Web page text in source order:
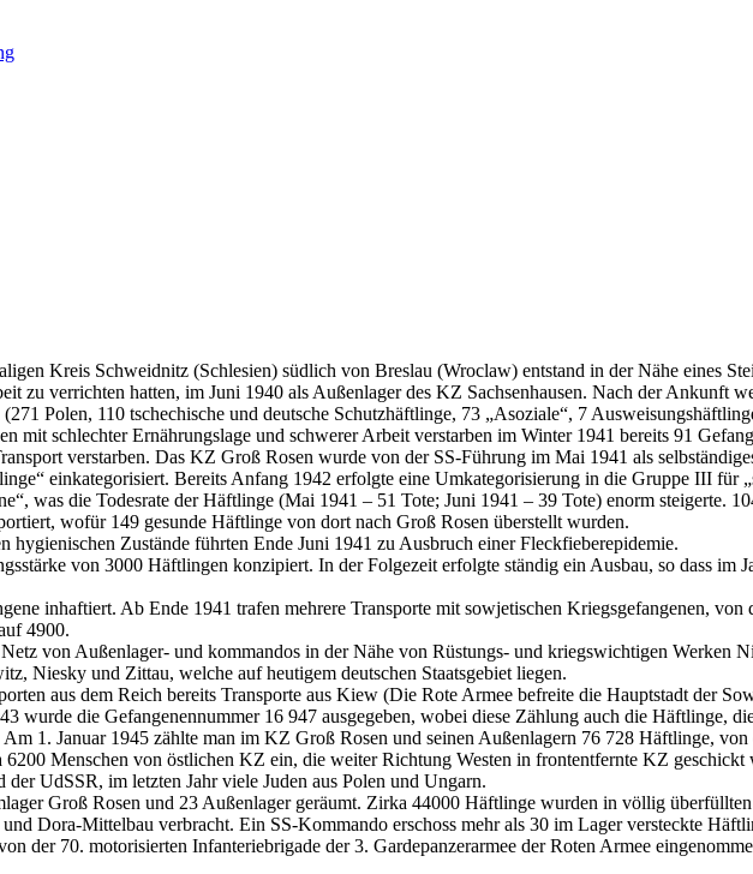
Kreis Schweidnitz (Schlesien) südlich von Breslau (Wroclaw) entstand in der Nähe eines
zu verrichten hatten, im Juni 1940 als Außenlager des KZ Sachsenhausen. Nach der Ankunft
Polen, 110 tschechische und deutsche Schutzhäftlinge, 73 „Asoziale“, 7
mit schlechter Ernährungslage und schwerer Arbeit verstarben im Winter 1941 bereits 91
verstarben. Das KZ Groß Rosen wurde von der SS-Führung im Mai 1941 als
einkategorisiert. Bereits Anfang 1942 erfolgte eine Umkategorisierung in die Gruppe III für
was die Todesrate der Häftlinge (Mai 1941 – 51 Tote; Juni 1941 – 39 Tote) enorm steigerte.
wofür 149 gesunde Häftlinge von dort nach Groß Rosen überstellt wurden.
hygienischen Zustände führten Ende Juni 1941 zu Ausbruch einer Fleckfieberepidemie.
von 3000 Häftlingen konzipiert. In der Folgezeit erfolgte ständig ein Ausbau, so dass
inhaftiert. Ab Ende 1941 trafen mehrere Transporte mit sowjetischen Kriegsgefangenen,
4900.
von Außenlager- und kommandos in der Nähe von Rüstungs- und kriegswichtigen Werken
Niesky und Zittau, welche auf heutigem deutschen Staatsgebiet liegen.
aus dem Reich bereits Transporte aus Kiew (Die Rote Armee befreite die Hauptstadt der
wurde die Gefangenennummer 16 947 ausgegeben, wobei diese Zählung auch die Häftlinge,
1. Januar 1945 zählte man im KZ Groß Rosen und seinen Außenlagern 76 728 Häftlinge, von
6200 Menschen von östlichen KZ ein, die weiter Richtung Westen in frontentfernte KZ
UdSSR, im letzten Jahr viele Juden aus Polen und Ungarn.
Groß Rosen und 23 Außenlager geräumt. Zirka 44000 Häftlinge wurden in völlig
Dora-Mittelbau verbracht. Ein SS-Kommando erschoss mehr als 30 im Lager versteckte
der 70. motorisierten Infanteriebrigade der 3. Gardepanzerarmee der Roten Armee